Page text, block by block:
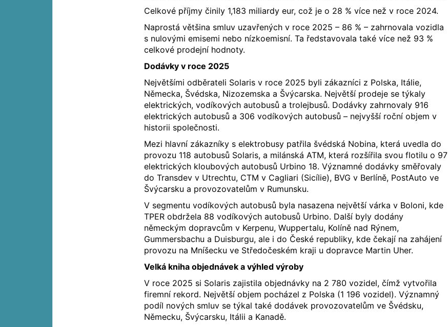
Celkové příjmy činily 1,183 miliardy eur, což je o 28 % více než v roce 2024.
Naprostá většina smluv uzavřených v roce 2025 – 86 % – zahrnovala vozidla
s nulovými emisemi nebo nízkoemisní. Ta ředstavovala také více než 93 %
celkové prodejní hodnoty.
Dodávky v roce 2025
Největšími odběrateli Solaris v roce 2025 byli zákazníci z Polska, Itálie,
Německa, Švédska, Nizozemska a Švýcarska. Největší prodeje se týkaly
elektrických, vodíkových autobusů a trolejbusů. Dodávky zahrnovaly 916
elektrických autobusů a 306 vodíkových autobusů – nejvyšší roční objem v
historii společnosti.
Mezi hlavní zákazníky s elektrobusy patřila švédská Nobina, která uvedla do
provozu 118 autobusů Solaris, a milánská ATM, která rozšířila svou flotilu o 97
elektrických kloubových autobusů Urbino 18. Významné dodávky směřovaly
do Transdev v Utrechtu, CTM v Cagliari (Sicílie), BVG v Berlíně, PostAuto ve
Švýcarsku a provozovatelům v Rumunsku.
V segmentu vodíkových autobusů byla nasazena největší várka v Boloni, kde
TPER obdržela 88 vodíkových autobusů Urbino. Další byly dodány
německým dopravcům v Kerpenu, Wuppertalu, Kolíně nad Rýnem,
Gummersbachu a Duisburgu, ale i do České republiky, kde čekají na zahájení
provozu na Mníšecku ve Středočeském kraji u dopravce Martin Uher.
Velká kniha objednávek a výhled výroby
V roce 2025 si Solaris zajistila objednávky na 2 780 vozidel, čímž vytvořila
firemní rekord. Největší objem pocházel z Polska (1 196 vozidel). Významný
podíl nových smluv se týkal také dodávek provozovatelům ve Švédsku,
Německu, Švýcarsku, Itálii a Kanadě.